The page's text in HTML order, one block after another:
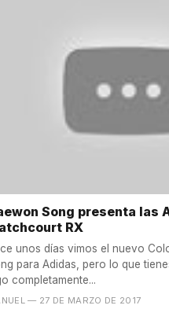
Song presenta las
RX
unos días vimos el nuevo
para Adidas, pero lo que
completamente...
— 27 DE MARZO DE 2017